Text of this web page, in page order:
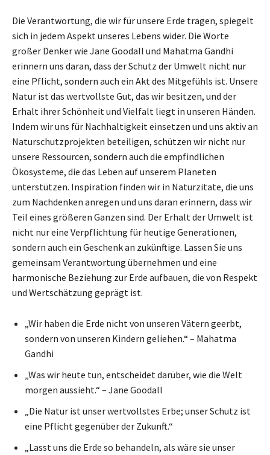
Die Verantwortung, die wir für unsere Erde tragen, spiegelt
sich in jedem Aspekt unseres Lebens wider. Die Worte
großer Denker wie Jane Goodall und Mahatma Gandhi
erinnern uns daran, dass der Schutz der Umwelt nicht nur
eine Pflicht, sondern auch ein Akt des Mitgefühls ist. Unsere
Natur ist das wertvollste Gut, das wir besitzen, und der
Erhalt ihrer Schönheit und Vielfalt liegt in unseren Händen.
Indem wir uns für Nachhaltigkeit einsetzen und uns aktiv an
Naturschutzprojekten beteiligen, schützen wir nicht nur
unsere Ressourcen, sondern auch die empfindlichen
Ökosysteme, die das Leben auf unserem Planeten
unterstützen. Inspiration finden wir in Naturzitate, die uns
zum Nachdenken anregen und uns daran erinnern, dass wir
Teil eines größeren Ganzen sind. Der Erhalt der Umwelt ist
nicht nur eine Verpflichtung für heutige Generationen,
sondern auch ein Geschenk an zukünftige. Lassen Sie uns
gemeinsam Verantwortung übernehmen und eine
harmonische Beziehung zur Erde aufbauen, die von Respekt
und Wertschätzung geprägt ist.
„Wir haben die Erde nicht von unseren Vätern geerbt,
sondern von unseren Kindern geliehen.“ – Mahatma
Gandhi
„Was wir heute tun, entscheidet darüber, wie die Welt
morgen aussieht.“ – Jane Goodall
„Die Natur ist unser wertvollstes Erbe; unser Schutz ist
eine Pflicht gegenüber der Zukunft.“
„Lasst uns die Erde so behandeln, als wäre sie unser